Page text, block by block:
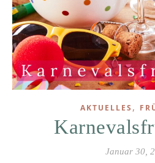
AKTUELLES ,
Januar 30,